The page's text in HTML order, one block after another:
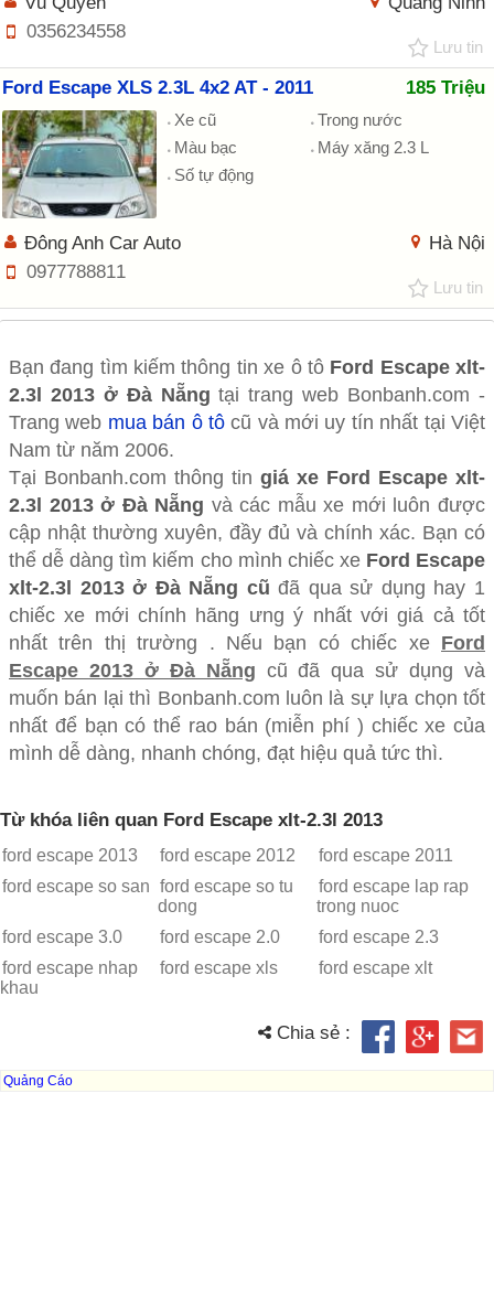
0356234558
Lưu tin
Ford Escape XLS 2.3L 4x2 AT - 2011 185 Triệu
Xe cũ
Trong nước
Màu bạc
Máy xăng 2.3 L
Số tự động
Hà Nội
Đông Anh Car Auto
0977788811
Lưu tin
Bạn đang tìm kiếm thông tin xe ô tô Ford Escape xlt-
2.3l 2013 ở Đà Nẵng tại trang web Bonbanh.com -
Trang web mua bán ô tôcũ và mới uy tín nhất tại Việt
Nam từ năm 2006.
Tại Bonbanh.com thông tin giá xe Ford Escape xlt-
2.3l 2013 ở Đà Nẵng và các mẫu xe mới luôn được
cập nhật thường xuyên, đầy đủ và chính xác. Bạn có
thể dễ dàng tìm kiếm cho mình chiếc xe Ford Escape
xlt-2.3l 2013 ở Đà Nẵng cũ đã qua sử dụng hay 1
chiếc xe mới chính hãng ưng ý nhất với giá cả tốt
nhất trên thị trường . Nếu bạn có chiếc xe Ford
Escape 2013 ở Đà Nẵng cũ đã qua sử dụng và
muốn bán lại thì Bonbanh.com luôn là sự lựa chọn tốt
nhất để bạn có thể rao bán (miễn phí ) chiếc xe của
mình dễ dàng, nhanh chóng, đạt hiệu quả tức thì.
Từ khóa liên quan Ford Escape xlt-2.3l 2013
ford escape 2013 ford escape 2012
ford escape 2011
ford escape so san
ford escape so tu
dong
ford escape lap rap
trong nuoc
ford escape 3.0
ford escape 2.0
ford escape 2.3
ford escape nhap
khau
ford escape xls ford escape xlt
Chia sẻ :
Quảng Cáo